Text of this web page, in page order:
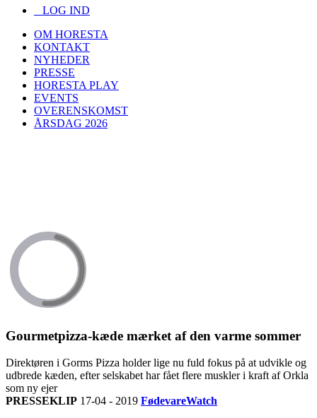
LOG IND
OM HORESTA
KONTAKT
NYHEDER
PRESSE
HORESTA PLAY
EVENTS
OVERENSKOMST
ÅRSDAG 2026
Gourmetpizza-kæde mærket af den varme sommer
Direktøren i Gorms Pizza holder lige nu fuld fokus på at udvikle og
udbrede kæden, efter selskabet har fået flere muskler i kraft af Orkla
som ny ejer
PRESSEKLIP 17-04 - 2019 FødevareWatch